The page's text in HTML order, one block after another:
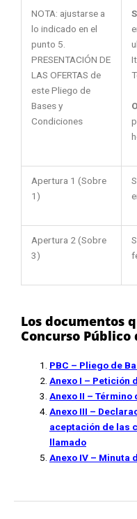
NOTA: ajustarse a
lo indicado en el
punto 5.
PRESENTACIÓN DE
LAS OFERTAS de
este Pliego de
Bases y
Condiciones
Apertura 1 (Sobre
1)
Apertura 2 (Sobre
3)
Los documentos
Concurso Público
PBC – Pliego de
Anexo I – Petición
Anexo II – Término
Anexo III –
aceptación de las
llamado
Anexo IV – Minuta